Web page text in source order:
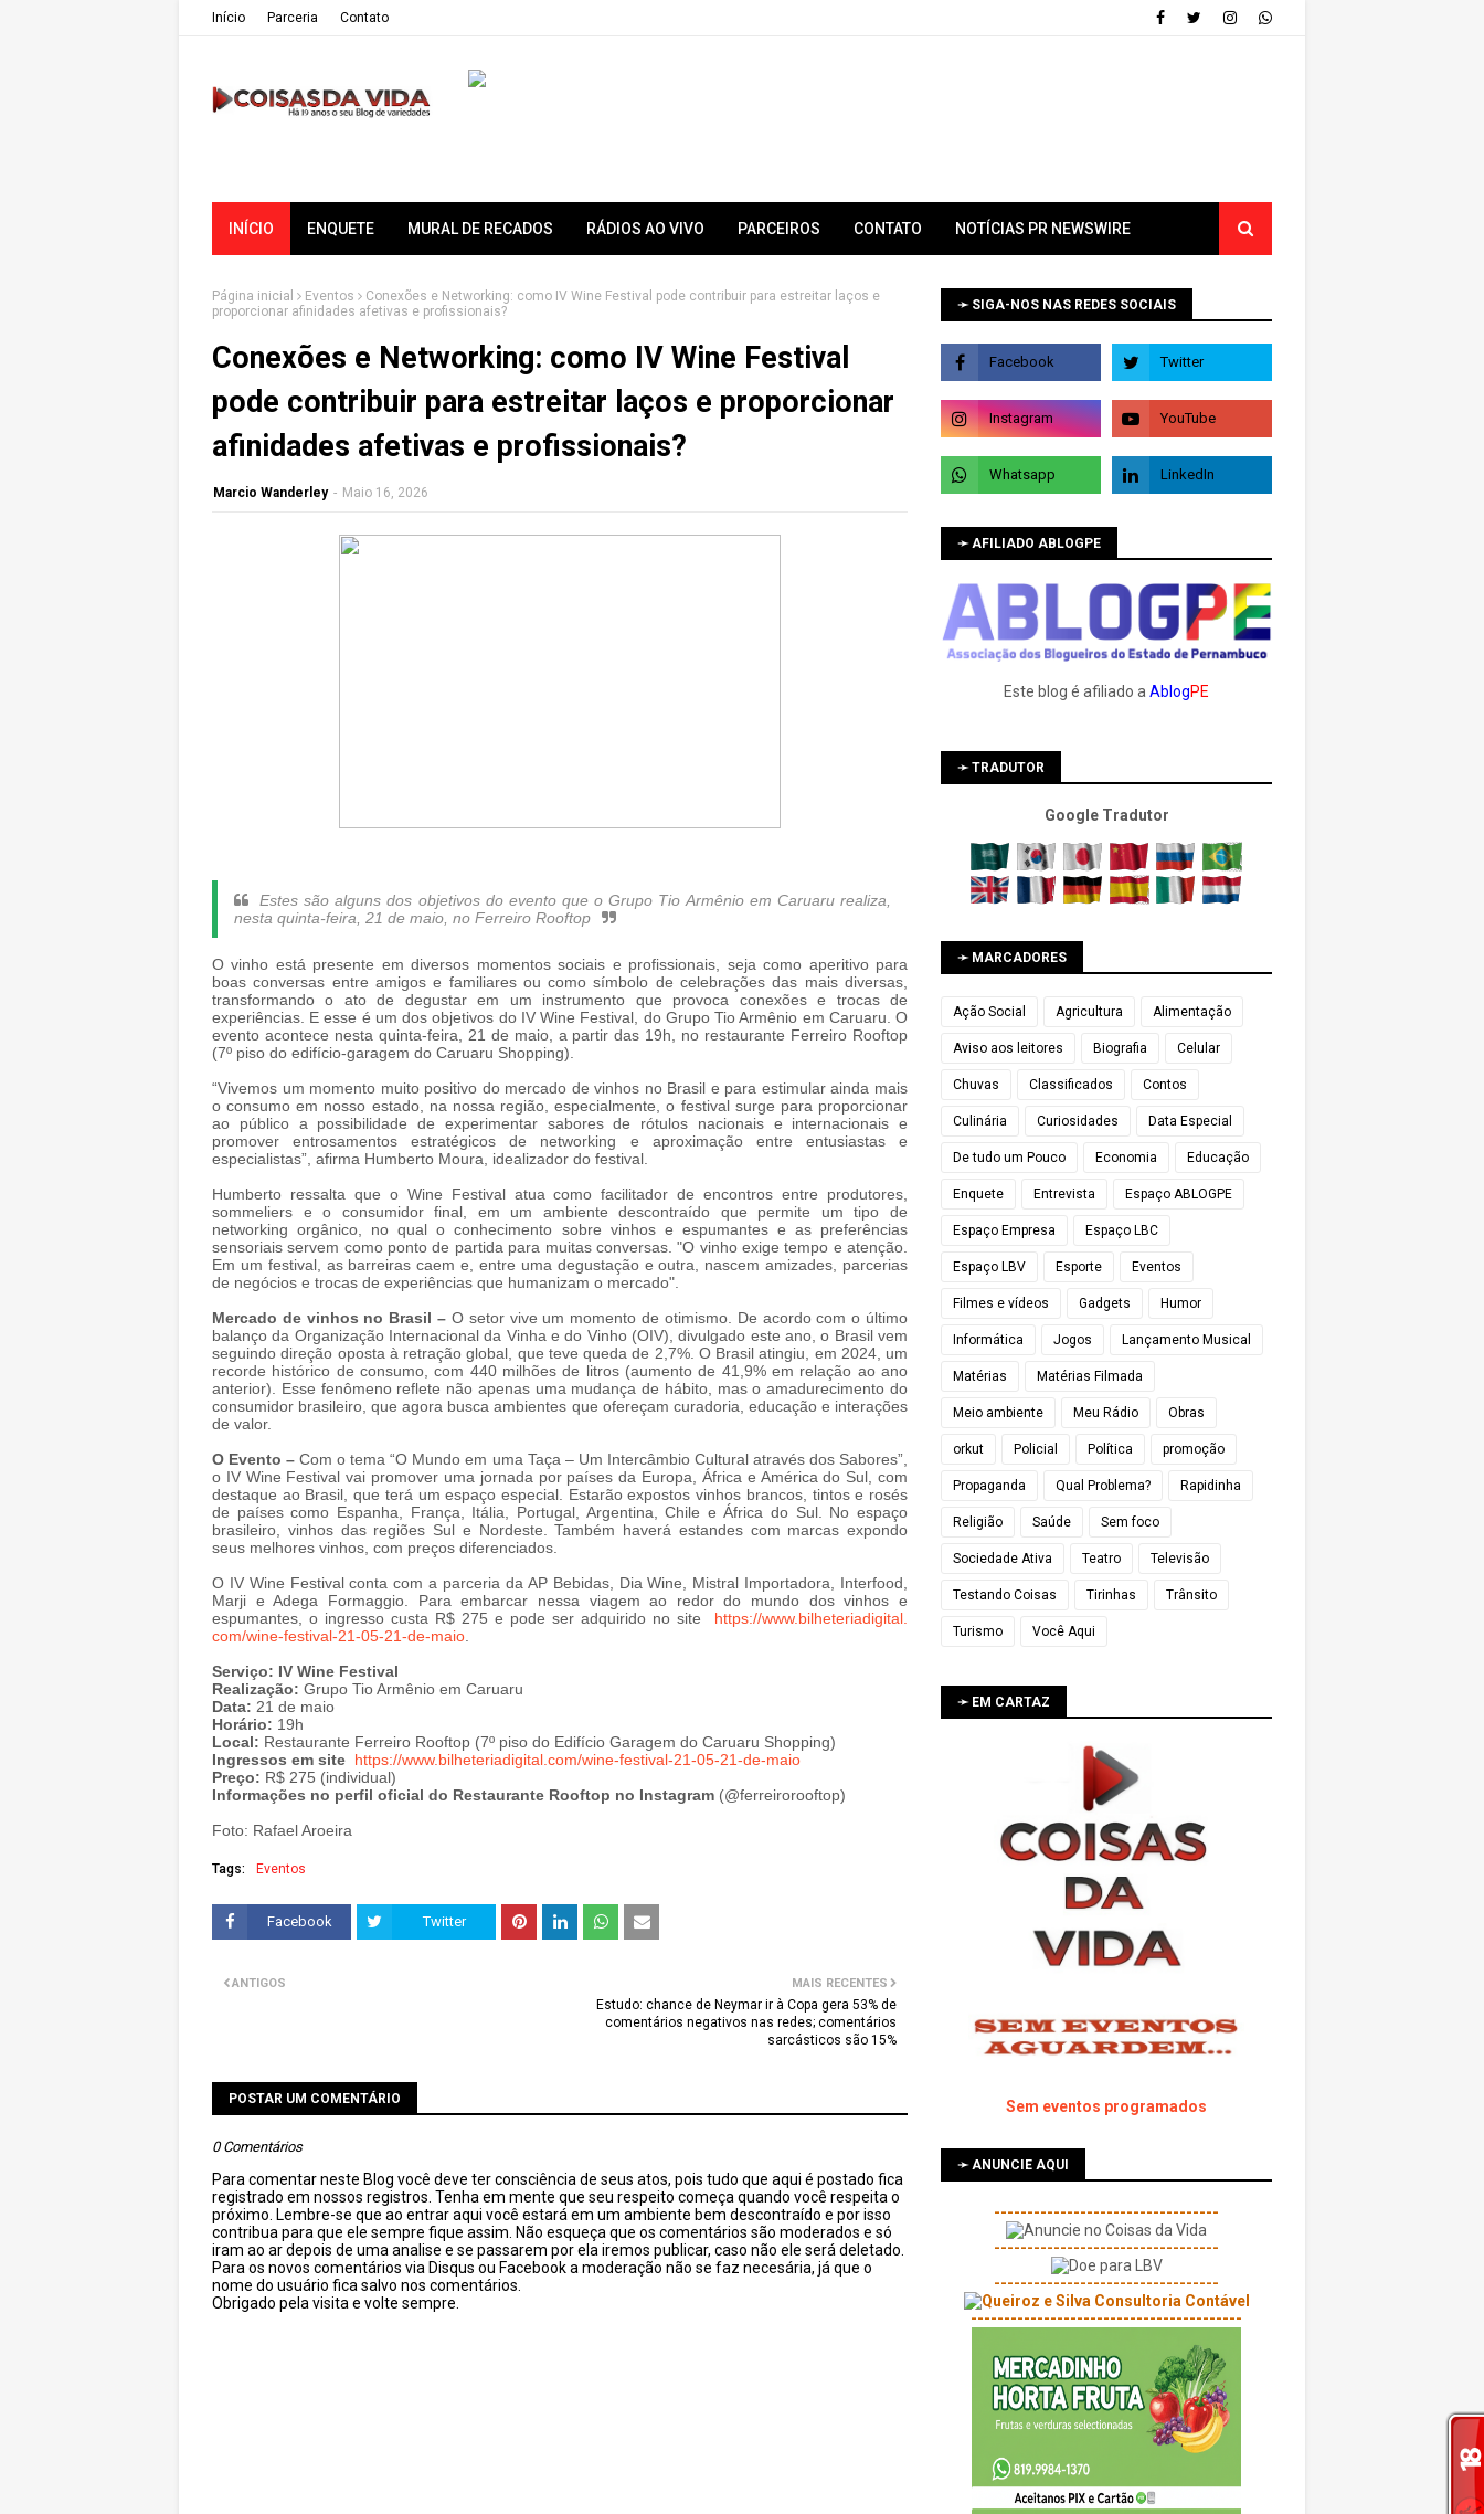
Iní­cio Parceria Contato
INÍCIO ENQUETE MURAL DE RECADOS RÁDIOS AO VIVO PARCEIROS CONTATO NOTÍCIAS PR NEWSWIRE
Página inicial Eventos
Conexões e Networking: como IV Wine Festival pode contribuir para estreitar laços e
proporcionar afinidades afetivas e profissionais?
Conexões e Networking: como IV Wine Festival
pode contribuir para estreitar laços e proporcionar
afinidades afetivas e profissionais?
Marcio Wanderley - Maio 16, 2026
Estes são alguns dos objetivos do evento que o Grupo Tio Armênio em Caruaru realiza,
nesta quinta-feira, 21 de maio, no Ferreiro Rooftop
O vinho está presente em diversos momentos sociais e profissionais, seja como aperitivo para
boas conversas entre amigos e familiares ou como símbolo de celebrações das mais diversas,
transformando o ato de degustar em um instrumento que provoca conexões e trocas de
experiências. E esse é um dos objetivos do IV Wine Festival, do Grupo Tio Armênio em Caruaru. O
evento acontece nesta quinta-feira, 21 de maio, a partir das 19h, no restaurante Ferreiro Rooftop
(7º piso do edifício-garagem do Caruaru Shopping).
“Vivemos um momento muito positivo do mercado de vinhos no Brasil e para estimular ainda mais
o consumo em nosso estado, na nossa região, especialmente, o festival surge para proporcionar
ao público a possibilidade de experimentar sabores de rótulos nacionais e internacionais e
promover entrosamentos estratégicos de networking e aproximação entre entusiastas e
especialistas”, afirma Humberto Moura, idealizador do festival.
Humberto ressalta que o Wine Festival atua como facilitador de encontros entre produtores,
sommeliers e o consumidor final, em um ambiente descontraído que permite um tipo de
networking orgânico, no qual o conhecimento sobre vinhos e espumantes e as preferências
sensoriais servem como ponto de partida para muitas conversas. "O vinho exige tempo e atenção.
Em um festival, as barreiras caem e, entre uma degustação e outra, nascem amizades, parcerias
de negócios e trocas de experiências que humanizam o mercado".
Mercado de vinhos no Brasil – O setor vive um momento de otimismo. De acordo com o último
balanço da Organização Internacional da Vinha e do Vinho (OIV), divulgado este ano, o Brasil vem
seguindo direção oposta à retração global, que teve queda de 2,7%. O Brasil atingiu, em 2024, um
recorde histórico de consumo, com 440 milhões de litros (aumento de 41,9% em relação ao ano
anterior). Esse fenômeno reflete não apenas uma mudança de hábito, mas o amadurecimento do
consumidor brasileiro, que agora busca ambientes que ofereçam curadoria, educação e interações
de valor.
O Evento –Com o tema “O Mundo em uma Taça – Um Intercâmbio Cultural através dos Sabores”,
o IV Wine Festival vai promover uma jornada por países da Europa, África e América do Sul, com
destaque ao Brasil, que terá um espaço especial. Estarão expostos vinhos brancos, tintos e rosés
de países como Espanha, França, Itália, Portugal, Argentina, Chile e África do Sul. No espaço
brasileiro, vinhos das regiões Sul e Nordeste. Também haverá estandes com marcas expondo
seus melhores vinhos, com preços diferenciados.
O IV Wine Festival conta com a parceria da AP Bebidas, Dia Wine, Mistral Importadora, Interfood,
Marji e Adega Formaggio. Para embarcar nessa viagem ao redor do mundo dos vinhos e
espumantes, o ingresso custa R$ 275 e pode ser adquirido no site https://www.bilheteriadigital.
com/wine-festival-21-05-21-de-maio
Serviço: IV Wine Festival
Realização: Grupo Tio Armênio em Caruaru
Data: 21 de maio
Horário: 19h
Local: Restaurante Ferreiro Rooftop (7º piso do Edifício Garagem do Caruaru Shopping)
Ingressos em site https://www.bilheteriadigital. com/wine-festival-21-05-21-de-maio
Preço: R$ 275 (individual)
Informações no perfil oficial do Restaurante Rooftop no Instagram (@ferreirorooftop)
Foto: Rafael Aroeira
Tags: Eventos
Facebook Twitter
MAIS RECENTES
Estudo: chance de Neymar ir à Copa gera 53% de
comentários negativos nas redes; comentários
sarcásticos são 15%
ANTIGOS
POSTAR UM COMENTÁRIO
0 Comentários
Para comentar neste Blog você deve ter consciência de seus atos, pois tudo que aqui é postado fica
registrado em nossos registros. Tenha em mente que seu respeito começa quando você respeita o
próximo. Lembre-se que ao entrar aqui você estará em um ambiente bem descontraído e por isso
contribua para que ele sempre fique assim. Não esqueça que os comentários são moderados e só
iram ao ar depois de uma analise e se passarem por ela iremos publicar, caso não ele será deletado.
Para os novos comentários via Disqus ou Facebook a moderação não se faz necesária, já que o
nome do usuário fica salvo nos comentários.
Obrigado pela visita e volte sempre.
➛ SIGA-NOS NAS REDES SOCIAIS
➛ AFILIADO ABLOGPE
Este blog é afiliado a AblogPE
➛ TRADUTOR
Google Tradutor
➛ MARCADORES
Ação Social Agricultura Alimentação
Aviso aos leitores Biografia Celular
Chuvas Classificados Contos
Culinária Curiosidades Data Especial
De tudo um Pouco Economia Educação
Enquete Entrevista Espaço ABLOGPE
Espaço Empresa Espaço LBC
Espaço LBV Esporte Eventos
Filmes e vídeos Gadgets Humor
Informática Jogos Lançamento Musical
Matérias Matérias Filmada
Meio ambiente Meu Rádio Obras
orkut Policial Política promoção
Propaganda Qual Problema? Rapidinha
Religião Saúde Sem foco
Sociedade Ativa Teatro Televisão
Testando Coisas Tirinhas Trânsito
Turismo Você Aqui
➛ EM CARTAZ
Sem eventos programados
➛ ANUNCIE AQUI
----------------------------------
----------------------------------
----------------------------------
-----------------------------------------